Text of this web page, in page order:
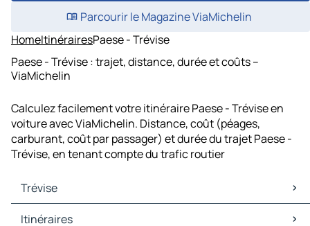
Parcourir le Magazine ViaMichelin
HomeItinérairesPaese - Trévise
Paese - Trévise : trajet, distance, durée et coûts –
ViaMichelin
Calculez facilement votre itinéraire Paese - Trévise en
voiture avec ViaMichelin. Distance, coût (péages,
carburant, coût par passager) et durée du trajet Paese -
Trévise, en tenant compte du trafic routier
Trévise
Trévise Cartes et plans
Itinéraires